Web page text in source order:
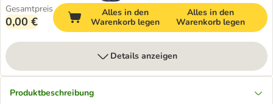
Gesamtpreis
0,00 €
Alles in den
Warenkorb legen
Alles in den
Warenkorb legen
Details anzeigen
Produktbeschreibung